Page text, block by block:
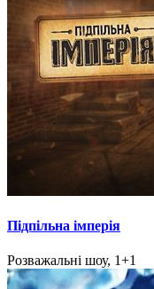
Підпільна імперія
Розважальні шоу, 1+1